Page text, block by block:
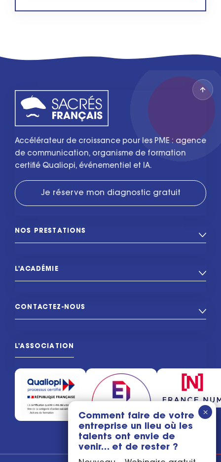
Accélérateur de croissance pour les PME : agence
de communication, organisme de formation
certifié Qualiopi, événementiel et IA.
Je réserve mon diagnostic gratuit
NOS PRESTATIONS
L'ACADÉMIE
CONTACTEZ-NOUS
L'ASSOCIATION
Comment faire de votre
entreprise un lieu où les
talents ont envie de
venir… et de rester ?